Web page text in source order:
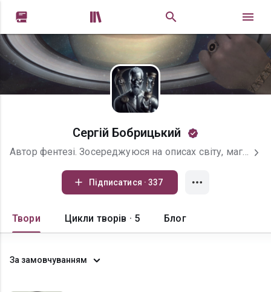
 
Сергій Бобрицький
Автор фентезі. Зосереджуюся на описах світу, магії та розвитку персонажів і вірю, що це знаходить своїх читачів)) Мій Інста - https://www.instagram.com/gray_beaver_1993/
Підписатися · 337
Твори Цикли творів · 5 Блог
За замовчуванням